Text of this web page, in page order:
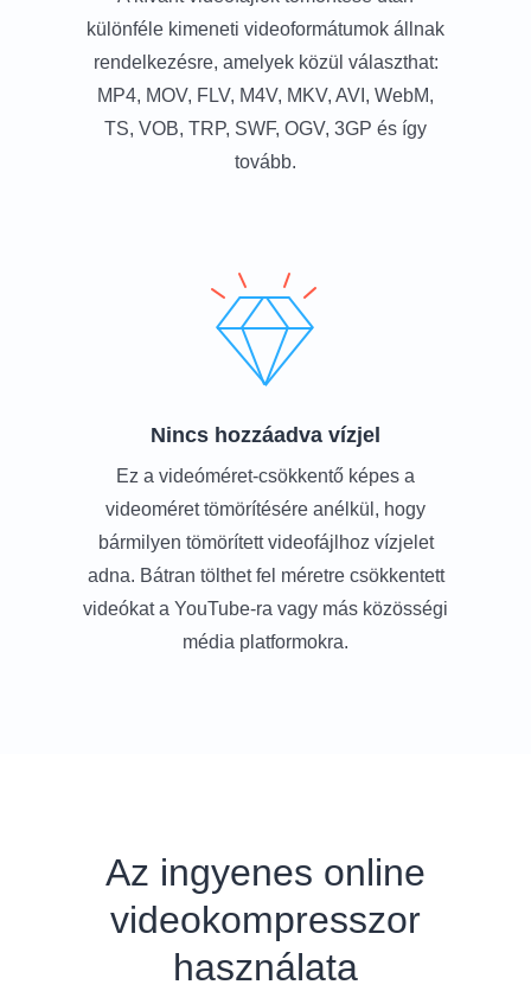
különféle kimeneti videoformátumok állnak
rendelkezésre, amelyek közül választhat:
MP4, MOV, FLV, M4V, MKV, AVI, WebM,
TS, VOB, TRP, SWF, OGV, 3GP és így
tovább.
Nincs hozzáadva vízjel
Ez a videóméret-csökkentő képes a
videoméret tömörítésére anélkül, hogy
bármilyen tömörített videofájlhoz vízjelet
adna. Bátran tölthet fel méretre csökkentett
videókat a YouTube-ra vagy más közösségi
média platformokra.
Az ingyenes online
videokompresszor
használata